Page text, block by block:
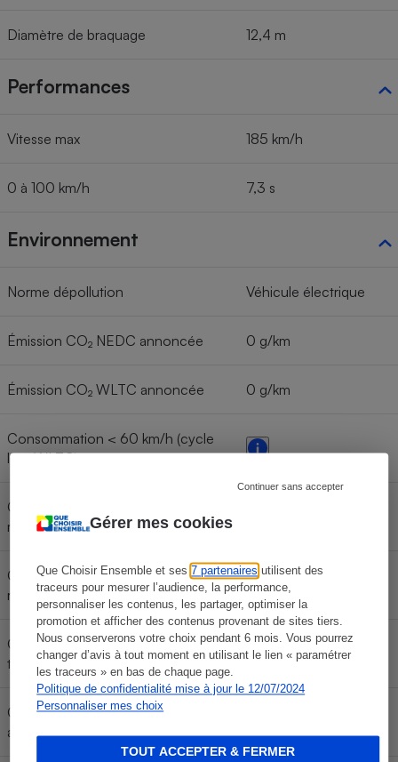
Gérer mes cookies
Que Choisir Ensemble et ses7 partenaires utilisent des
traceurs pour mesurer l’audience, la performance,
personnaliser les contenus, les partager, optimiser la
promotion et afficher des contenus provenant de sites tiers.
Nous conserverons votre choix pendant 6 mois. Vous pourrez
changer d’avis à tout moment en utilisant le lien « paramétrer
les traceurs » en bas de chaque page.
Politique de confidentialité mise à jour le 12/07/2024
Personnaliser mes choix
Continuer sans accepter
TOUT ACCEPTER & FERMER
Diamètre de braquage 12,4 m
Performances
Vitesse max 185 km/h
0 à 100 km/h 7,3 s
Environnement
Norme dépollution Véhicule électrique
Émission CO₂ NEDC annoncée 0 g/km
Émission CO₂ WLTC annoncée 0 g/km
Consommation < 60 km/h (cycle
lent WLTC)
Consommation < 80 km/h (cycle
moyen WLTC)
Consommation < 100 km/h (cycle
rapide WLTC)
Consommation < 130 km/h (cycle
très rapide WLTC)
Consommation moyenne
annoncée (cycle WLTC)